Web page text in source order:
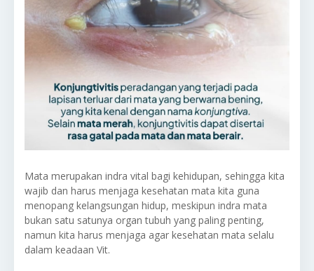
Mata merupakan indra vital bagi kehidupan, sehingga kita
wajib dan harus menjaga kesehatan mata kita guna
menopang kelangsungan hidup, meskipun indra mata
bukan satu satunya organ tubuh yang paling penting,
namun kita harus menjaga agar kesehatan mata selalu
dalam keadaan Vit.